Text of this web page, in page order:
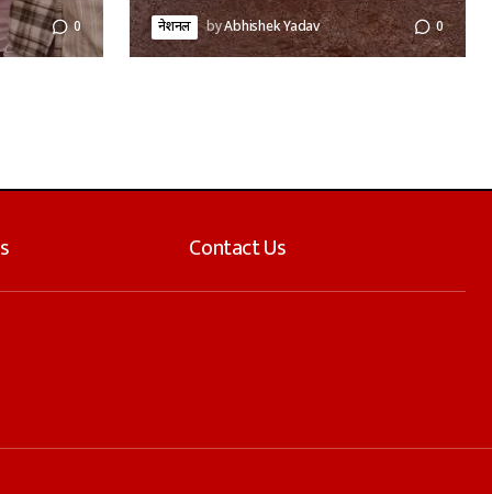
0 नेशनल byAbhishek Yadav 0
Contact Us